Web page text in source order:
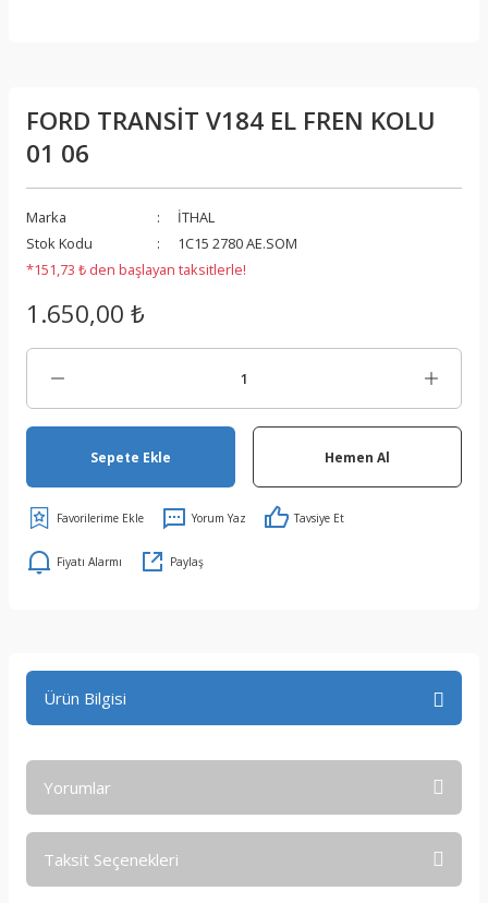
FORD TRANSİT V184 EL FREN KOLU
01 06
Marka
İTHAL
Stok Kodu
1C15 2780 AE.SOM
*151,73 ₺ den başlayan taksitlerle!
1.650,00 ₺
Sepete Ekle Hemen Al
Yorum Yaz Tavsiye Et
Fiyatı Alarmı Paylaş
Ürün Bilgisi
Yorumlar
Taksit Seçenekleri